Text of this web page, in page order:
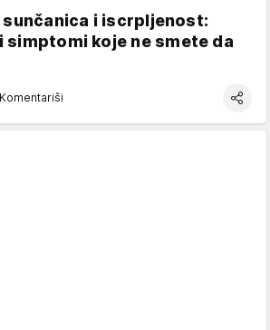
i iscrpljenost:
simptomi koje ne smete da
Komentariši